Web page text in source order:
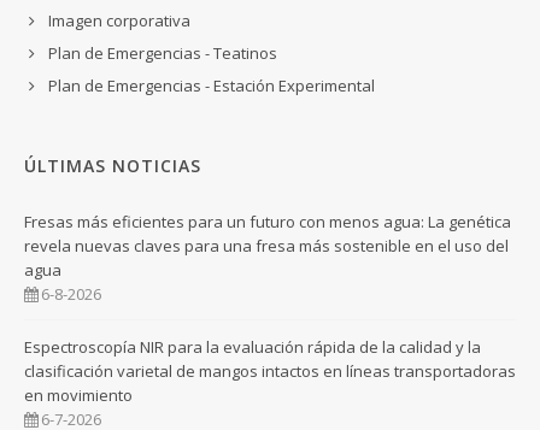
Imagen corporativa
Plan de Emergencias - Teatinos
Plan de Emergencias - Estación Experimental
ÚLTIMAS NOTICIAS
Fresas más eficientes para un futuro con menos agua: La genética
revela nuevas claves para una fresa más sostenible en el uso del
agua
6-8-2026
Espectroscopía NIR para la evaluación rápida de la calidad y la
clasificación varietal de mangos intactos en líneas transportadoras
en movimiento
6-7-2026